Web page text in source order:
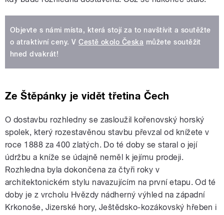
Objevte s námi místa, která stojí za to navštívit a soutěžte
o atraktivní ceny. VCestě okolo Česka můžete soutěžit
hned dvakrát!
Ze Štěpánky je vidět třetina Čech
O dostavbu rozhledny se zasloužil kořenovský horský
spolek, který rozestavěnou stavbu převzal od knížete v
roce 1888 za 400 zlatých. Do té doby se staral o její
údržbu a kníže se údajně neměl k jejímu prodeji.
Rozhledna byla dokončena za čtyři roky v
architektonickém stylu navazujícím na první etapu. Od té
doby je z vrcholu Hvězdy nádherný výhled na západní
Krkonoše, Jizerské hory, Ještědsko-kozákovský hřeben i